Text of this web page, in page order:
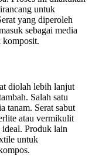
untuk
yang diperoleh
sebagai media
komposit.
diolah lebih lanjut
Salah satu
tanam. Serat sabut
atau vermikulit
ideal. Produk lain
untuk